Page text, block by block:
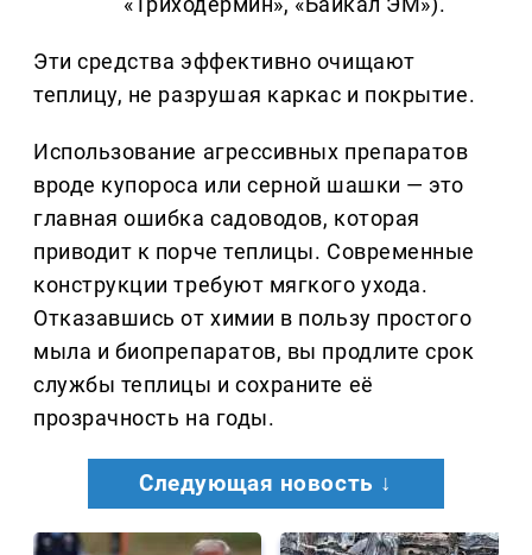
Эти средства эффективно очищают
теплицу, не разрушая каркас и покрытие.
Использование агрессивных препаратов
вроде купороса или серной шашки — это
главная ошибка садоводов, которая
приводит к порче теплицы. Современные
конструкции требуют мягкого ухода.
Отказавшись от химии в пользу простого
мыла и биопрепаратов, вы продлите срок
службы теплицы и сохраните её
прозрачность на годы.
Следующая новость ↓